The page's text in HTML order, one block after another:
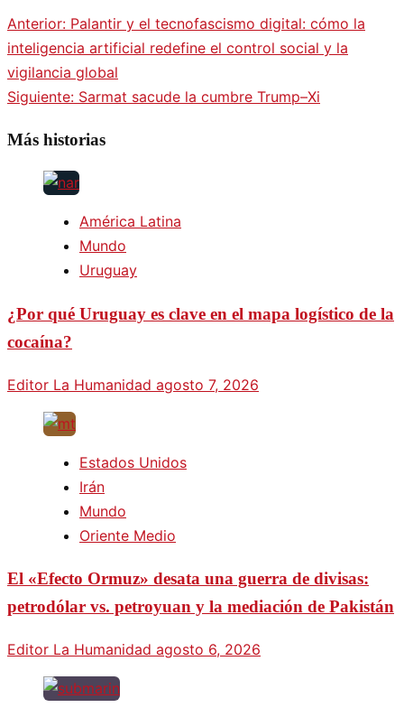
Anterior: Palantir y el tecnofascismo digital: cómo la
inteligencia artificial redefine el control social y la
vigilancia global
Siguiente: Sarmat sacude la cumbre Trump–Xi
Más historias
América Latina
Mundo
Uruguay
¿Por qué Uruguay es clave en el mapa logístico de la
cocaína?
Editor La Humanidad agosto 7, 2026
Estados Unidos
Irán
Mundo
Oriente Medio
El «Efecto Ormuz» desata una guerra de divisas:
petrodólar vs. petroyuan y la mediación de Pakistán
Editor La Humanidad agosto 6, 2026